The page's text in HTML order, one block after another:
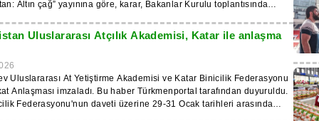
Altın çağ” yayınına göre, karar, Bakanlar Kurulu toplantısında
formatta yayınlanacak. Yayınların Türkmence, İngilizce ve Rusça
olacak. Konular, beşeri ve sosyal bilimlerin yanı sıra ulusal miras
şahsiyetlerin kültürel katkıları alanındaki araştırmaları kapsayacak.
ve ekonomi arasındaki işbirliğinin pratik sonuçlarına özel önem
gelişmelerin uygulanmasına ve modern öğretim
ayrılacak.
Uluslararası Atçılık Akademisi, Katar ile anlaşma
Uluslararası At Yetiştirme Akademisi ve Katar Binicilik Federasyonu
Anlaşması imzaladı. Bu haber Türkmenportal tarafından duyuruldu.
Federasyonu'nun daveti üzerine 29-31 Ocak tarihleri arasında